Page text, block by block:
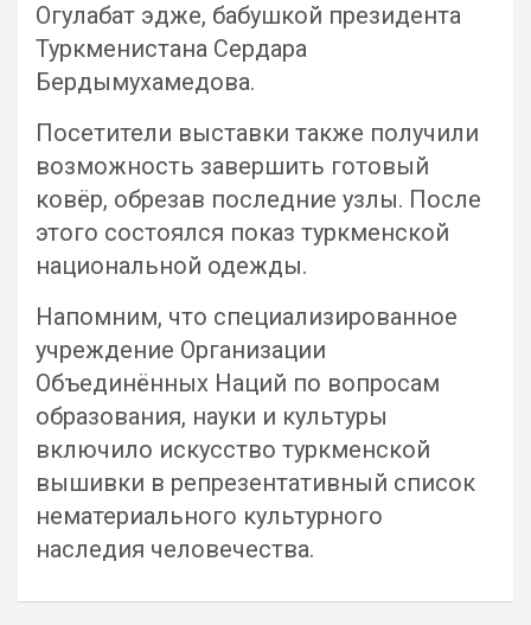
Огулабат эдже, бабушкой президента
Туркменистана Сердара
Бердымухамедова.
Посетители выставки также получили
возможность завершить готовый
ковёр, обрезав последние узлы. После
этого состоялся показ туркменской
национальной одежды.
Напомним, что специализированное
учреждение Организации
Объединённых Наций по вопросам
образования, науки и культуры
включило искусство туркменской
вышивки в репрезентативный список
нематериального культурного
наследия человечества.